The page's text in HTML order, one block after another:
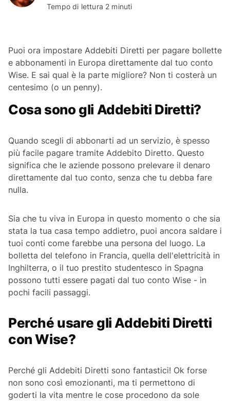
Tempo di lettura 2 minuti
Puoi ora impostare Addebiti Diretti per pagare bollette
e abbonamenti in Europa direttamente dal tuo conto
Wise. E sai qual è la parte migliore? Non ti costerà un
centesimo (o un penny).
Cosa sono gli Addebiti Diretti?
Quando scegli di abbonarti ad un servizio, è spesso
più facile pagare tramite Addebito Diretto. Questo
significa che le aziende possono prelevare il denaro
direttamente dal tuo conto, senza che tu debba fare
nulla.
Sia che tu viva in Europa in questo momento o che sia
stata la tua casa tempo addietro, puoi ancora saldare i
tuoi conti come farebbe una persona del luogo. La
bolletta del telefono in Francia, quella dell'elettricità in
Inghilterra, o il tuo prestito studentesco in Spagna
possono tutti essere pagati dal tuo conto Wise - in
pochi facili passaggi.
Perché usare gli Addebiti Diretti
con Wise?
Perché gli Addebiti Diretti sono fantastici! Ok forse
non sono così emozionanti, ma ti permettono di
goderti la vita mentre le cose procedono da sole